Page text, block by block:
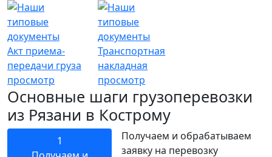
Акт приема-
передачи груза
просмотр
Транспортная
накладная
просмотр
Основные шаги грузоперевозки
из Рязани в Кострому
1
Получаем и обрабатываем
заявку на перевозку